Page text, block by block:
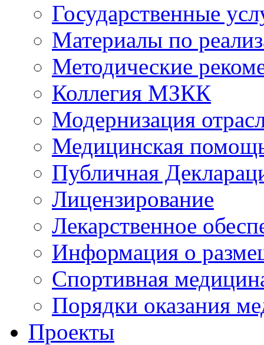
Государственные
Материалы по
Методические
Коллегия МЗКК
Модернизация
Медицинская
Публичная
Лицензирование
Лекарственное
Информация о
Спортивная
Порядки оказания
Проекты